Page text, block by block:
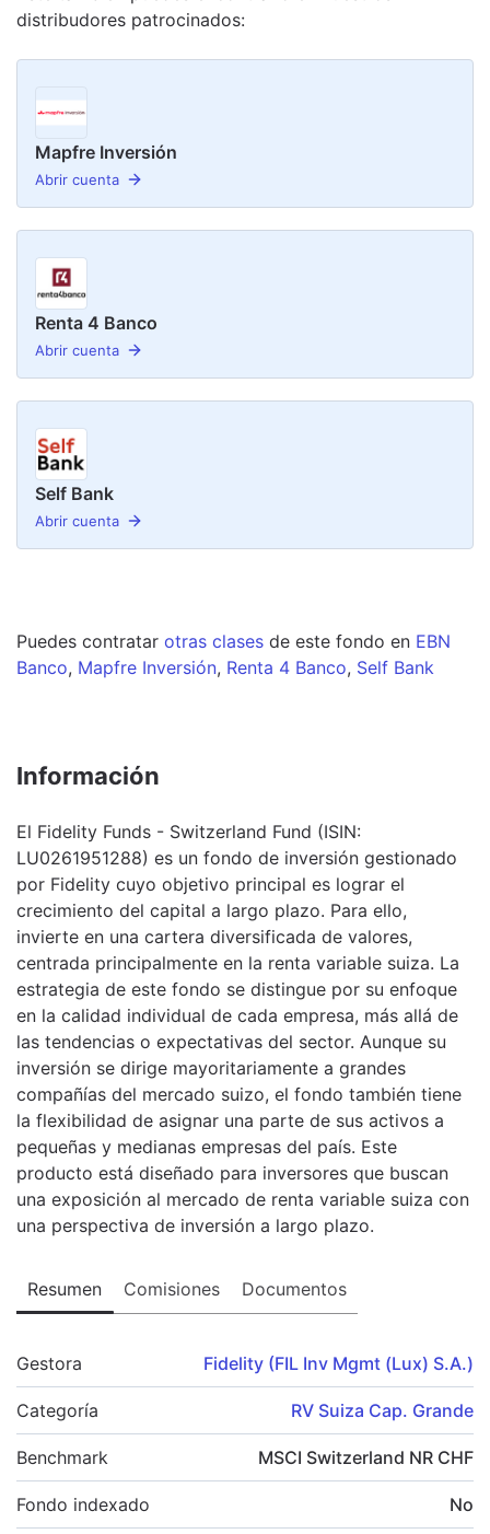
distribudores patrocinados:
Mapfre Inversión
Abrir cuenta
Renta 4 Banco
Abrir cuenta
Self Bank
Abrir cuenta
Puedes contratar otras clases de este fondo en EBN
Banco, Mapfre Inversión, Renta 4 Banco, Self Bank
Información
El Fidelity Funds - Switzerland Fund (ISIN:
LU0261951288) es un fondo de inversión gestionado
por Fidelity cuyo objetivo principal es lograr el
crecimiento del capital a largo plazo. Para ello,
invierte en una cartera diversificada de valores,
centrada principalmente en la renta variable suiza. La
estrategia de este fondo se distingue por su enfoque
en la calidad individual de cada empresa, más allá de
las tendencias o expectativas del sector. Aunque su
inversión se dirige mayoritariamente a grandes
compañías del mercado suizo, el fondo también tiene
la flexibilidad de asignar una parte de sus activos a
pequeñas y medianas empresas del país. Este
producto está diseñado para inversores que buscan
una exposición al mercado de renta variable suiza con
una perspectiva de inversión a largo plazo.
Resumen Comisiones Documentos
Gestora Fidelity (FIL Inv Mgmt (Lux) S.A.)
Categoría RV Suiza Cap. Grande
Benchmark MSCI Switzerland NR CHF
Fondo indexado No